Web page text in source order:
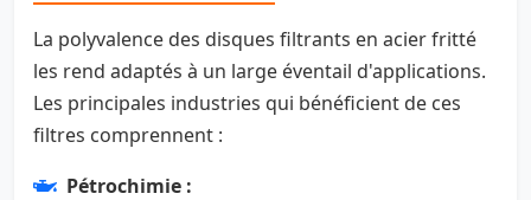
La polyvalence des disques filtrants en acier fritté
les rend adaptés à un large éventail d'applications.
Les principales industries qui bénéficient de ces
filtres comprennent :
Pétrochimie :